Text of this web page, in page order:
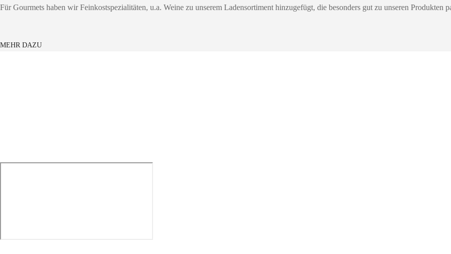
Für Gourmets haben wir Feinkostspezialitäten, u.a. Weine zu unserem Ladensortiment hinzugefügt, die besonders gut zu unseren Produkten
MEHR DAZU